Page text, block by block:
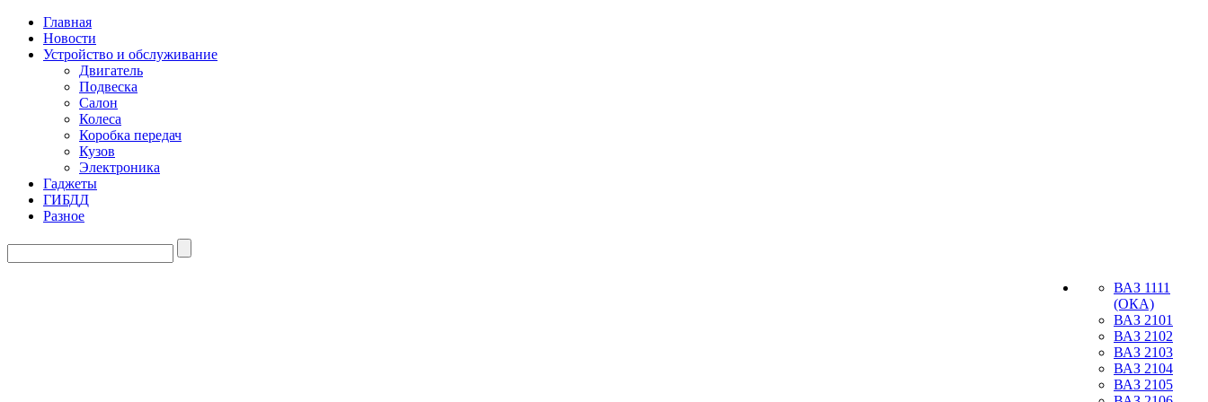
Главная
Новости
Устройство и обслуживание
Двигатель
Подвеска
Салон
Колеса
Коробка передач
Кузов
Электроника
Гаджеты
ГИБДД
Разное
ВАЗ 1111
(ОКА)
ВАЗ 2101
ВАЗ 2102
ВАЗ 2103
ВАЗ 2104
ВАЗ 2105